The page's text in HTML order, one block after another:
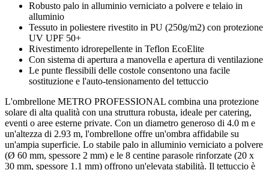
Robusto palo in alluminio verniciato a polvere e telaio in
alluminio
Tessuto in poliestere rivestito in PU (250g/m2) con protezione
UV UPF 50+
Rivestimento idrorepellente in Teflon EcoElite
Con sistema di apertura a manovella e apertura di ventilazione
Le punte flessibili delle costole consentono una facile
sostituzione e l'auto-tensionamento del tettuccio
L'ombrellone METRO PROFESSIONAL combina una protezione
solare di alta qualità con una struttura robusta, ideale per catering,
eventi o aree esterne private. Con un diametro generoso di 4.0 m e
un'altezza di 2.93 m, l'ombrellone offre un'ombra affidabile su
un'ampia superficie. Lo stabile palo in alluminio verniciato a polvere
(Ø 60 mm, spessore 2 mm) e le 8 centine parasole rinforzate (20 x
30 mm, spessore 1.1 mm) offrono un'elevata stabilità. Il tettuccio è